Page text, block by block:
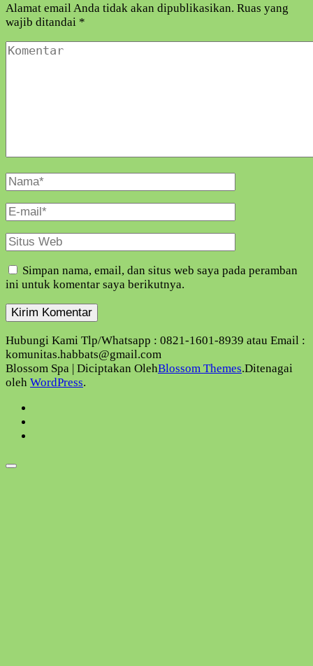
Alamat email Anda tidak akan dipublikasikan. Ruas yang
wajib ditandai *
Komentar
Nama
Lengkap
E-
Mail
Situs
Web
Simpan nama, email, dan situs web saya pada peramban
ini untuk komentar saya berikutnya.
Hubungi Kami Tlp/Whatsapp : 0821-1601-8939 atau Email :
komunitas.habbats@gmail.com
Blossom Spa | Diciptakan OlehBlossom Themes.Ditenagai
oleh WordPress.